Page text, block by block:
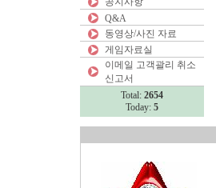
Q&A
동영상/사진 자료
게임자료실
이메일 고객괄리 취소
신고서
Total: 2654
Today: 5